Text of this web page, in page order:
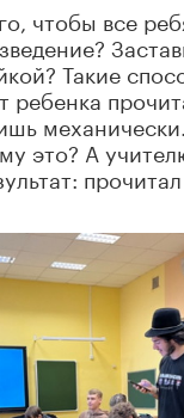
чтобы все
Такие
ребенка
это? А